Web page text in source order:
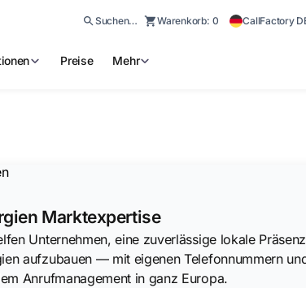
Suchen… Warenkorb: 0 CallFactory
Preise Mehr
Marktexpertise
Unternehmen, eine zuverlässige lokale
aufzubauen — mit eigenen Telefonnummern
Anrufmanagement in ganz Europa.